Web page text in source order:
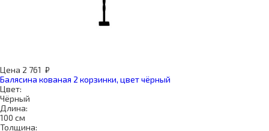
Цена 2 761 ₽
Балясина кованая 2 корзинки, цвет чёрный
Цвет:
Чёрный
Длина:
100 см
Толщина: